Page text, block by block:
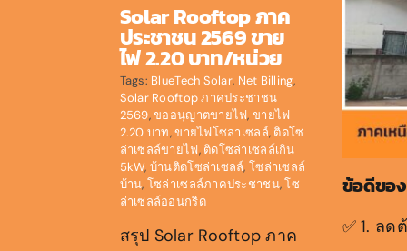
Solar Rooftop ภาค
ประชาชน 2569 ขาย
ไฟ 2.20 บาท/หน่วย
Tags: BlueTech Solar, Net Billing,
Solar Rooftop ภาคประชาชน
2569,ขออนุญาตขายไฟ,ขายไฟ
2.20 บาท,ขายไฟโซล่าเซลล์, ติดโซ
ล่าเซลล์ขายไฟ, ติดโซล่าเซลล์เกิน
5kW, บ้านติดโซล่าเซลล์, โซล่าเซลล์
บ้าน, โซล่าเซลล์ภาคประชาชน,โซ
ล่าเซลล์ออนกริด
สรุป Solar Rooftop ภาค
ข้อดีขอ
✅ 1. ล